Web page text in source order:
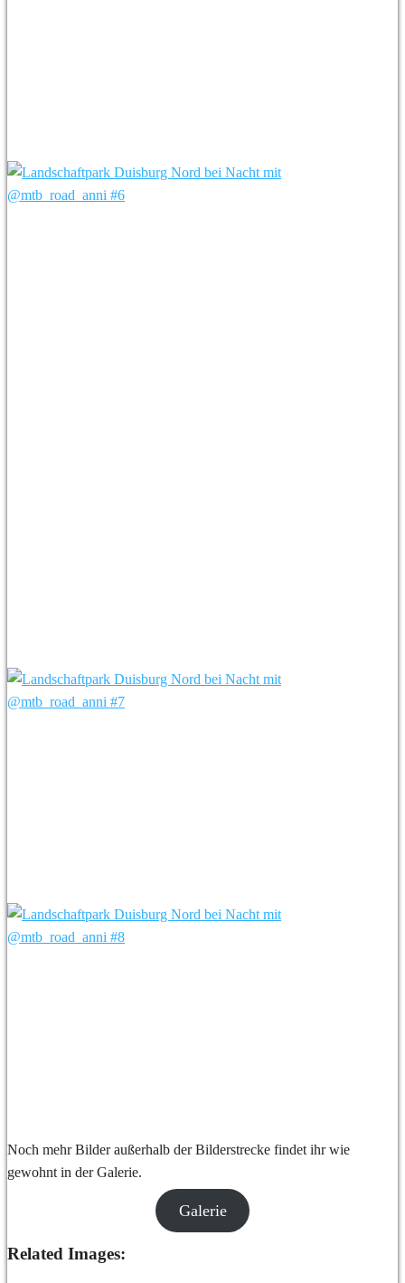
Noch mehr Bilder außerhalb der Bilderstrecke findet ihr wie
gewohnt in der Galerie.
Galerie
Related Images: